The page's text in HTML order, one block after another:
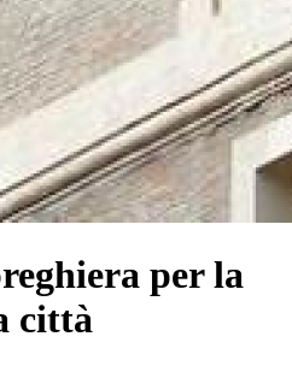
per la
città